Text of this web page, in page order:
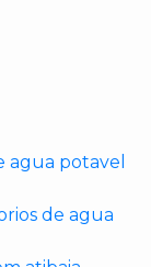
agua potavel
de agua